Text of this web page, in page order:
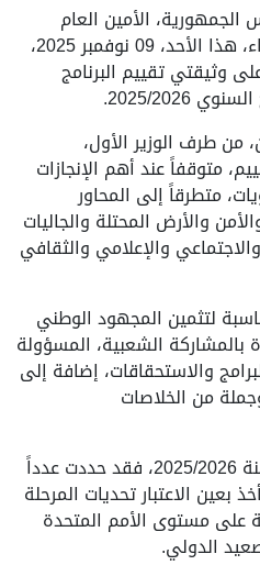
الجمهورية، الأمين العام
للجبهة، اجتماعاً لمجلس الوزراء، هذا الأحد، 09 نوفمبر 2025،
وثيقتي تقييم البرنامج
من طرف الوزير الأول،
متوقفاً عند أهم الإنجازات
متطرقاً إلى المحاور
والأرض المحتلة والجاليات
والإعلامي والثقافي
لتثمين المجهود الوطني
بالمشاركة الشعبية، المسؤولة
والاستحقاقات، إضافة إلى
من الخلاصات
أما وثيقة برنامج الحكومة لسنة 2025/2026، فقد حددت عدداً
بعين الاعتبار تحديات المرحلة
على مستوى الأمم المتحدة
الدولي.